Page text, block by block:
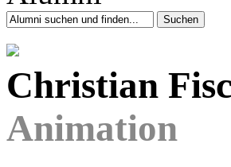
Christian
Animation